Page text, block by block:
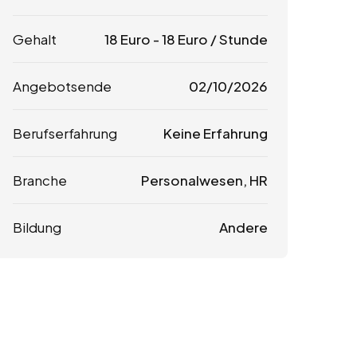
Gehalt 18 Euro -18 Euro / Stunde
Angebotsende 02/10/2026
Berufserfahrung Keine Erfahrung
Branche Personalwesen, HR
Bildung Andere